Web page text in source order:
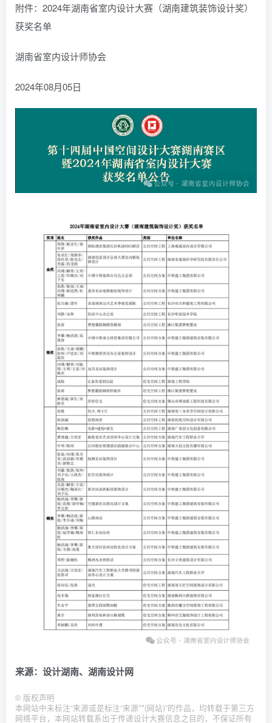
附件：2024年湖南省室内设计大赛（湖南建筑装饰设计奖）
获奖名单
湖南省室内设计师协会
2024年08月05日
来源：设计湖南、湖南设计网
© 版权声明
本网站中未标注“来源或是标注“来源**(网站)”的作品，均转载于第三方
网络平台，本网站转载系出于传递设计大赛信息之目的，不保证所有